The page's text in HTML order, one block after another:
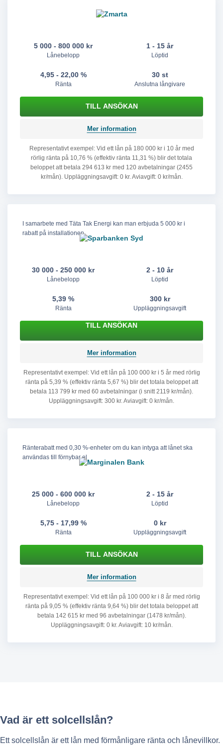
5 000 - 800 000 kr
Lånebelopp
1 - 15 år
Löptid
4,95 - 22,00 %
Ränta
30 st
Anslutna långivare
Mer information
Representativt exempel: Vid ett lån på 180 000 kr i 10 år med
rörlig ränta på 10,76 % (effektiv ränta 11,31 %) blir det totala
beloppet att betala 294 613 kr med 120 avbetalningar (2455
kr/mån). Uppläggningsavgift: 0 kr. Aviavgift: 0 kr/mån.
I samarbete med Täta Tak Energi kan man erbjuda 5 000 kr i
rabatt på installationen
30 000 - 250 000 kr
Lånebelopp
2 - 10 år
Löptid
5,39 %
Ränta
300 kr
Uppläggningsavgift
TILL ANSÖKAN
Mer information
Representativt exempel: Vid ett lån på 100 000 kr i 5 år med rörlig
ränta på 5,39 % (effektiv ränta 5,67 %) blir det totala beloppet att
betala 113 799 kr med 60 avbetalningar (i snitt 2119 kr/mån).
Uppläggningsavgift: 300 kr. Aviavgift: 0 kr/mån.
Ränterabatt med 0,30 %-enheter om du kan intyga att lånet ska
användas till förnybar el
25 000 - 600 000 kr
Lånebelopp
2 - 15 år
Löptid
5,75 - 17,99 %
Ränta
0 kr
Uppläggningsavgift
Mer information
Representativt exempel: Vid ett lån på 100 000 kr i 8 år med rörlig
ränta på 9,05 % (effektiv ränta 9,64 %) blir det totala beloppet att
betala 142 615 kr med 96 avbetalningar (1478 kr/mån).
Uppläggningsavgift: 0 kr. Aviavgift: 10 kr/mån.
Vad är ett solcellslån?
Ett solcellslån är ett lån med förmånligare ränta och lånevillkor.